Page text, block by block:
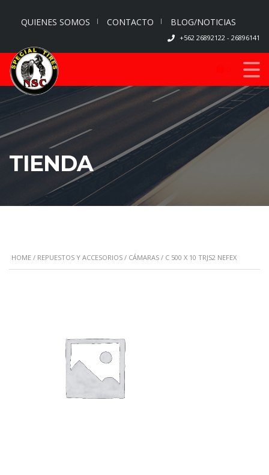
QUIENES SOMOS CONTACTO BLOG/NOTICIAS
+562 26892122 - 26896141
TIENDA
HOME / REPUESTOS Y ACCESORIOS / CÁMARAS / C 500 X 10 TRJS2 NEFEX